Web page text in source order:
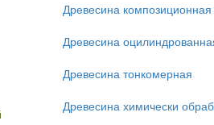
Древесина композиционная
Древесина
Древесина тонкомерная
Древесина химически